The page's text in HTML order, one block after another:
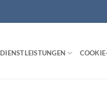
DIENSTLEISTUNGEN